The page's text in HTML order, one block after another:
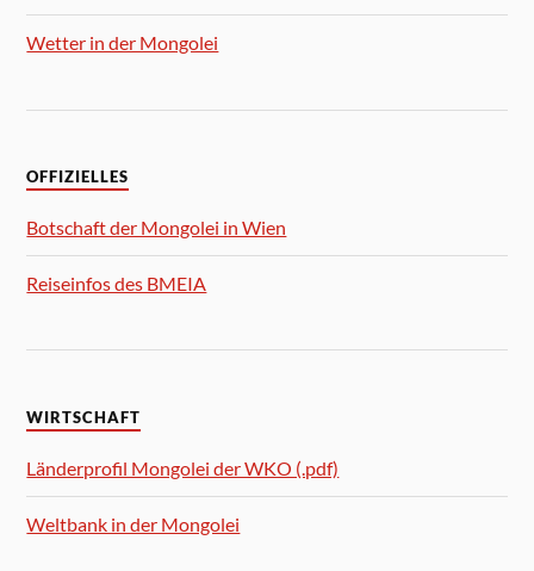
Wetter in der Mongolei
OFFIZIELLES
Botschaft der Mongolei in Wien
Reiseinfos des BMEIA
WIRTSCHAFT
Länderprofil Mongolei der WKO (.pdf)
Weltbank in der Mongolei